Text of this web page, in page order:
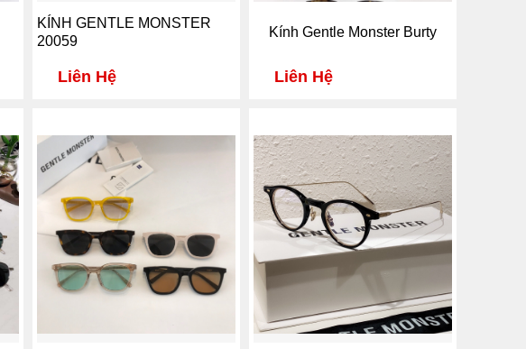
KÍNH GENTLE MONSTER
20059
Liên Hệ
Kính Gentle Monster Burty
Liên Hệ